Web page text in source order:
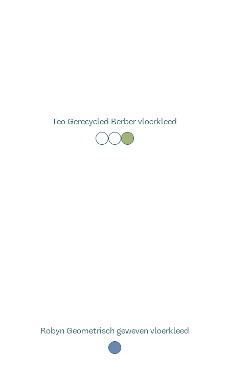
Teo Gerecycled Berber vloerkleed
Robyn Geometrisch geweven vloerkleed